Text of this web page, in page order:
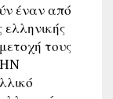
έναν από
τους